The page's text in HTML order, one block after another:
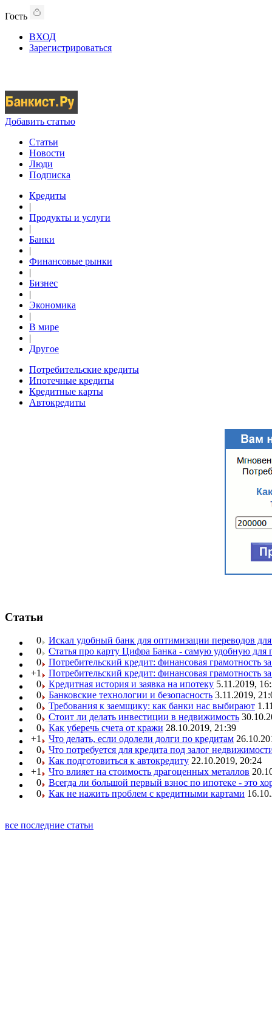
Гость
ВХОД
Зарегистрироваться
Добавить статью
Статьи
Новости
Люди
Подписка
Кредиты
|
Продукты и услуги
|
Банки
|
Финансовые рынки
|
Бизнес
|
Экономика
|
В мире
|
Другое
Потребительские кредиты
Ипотечные кредиты
Кредитные карты
Автокредиты
Статьи
0
Искал удобный банк для оптимизации переводов
0
Статья про карту Цифра Банка - самую удобную для
0
Потребительский кредит: финансовая грамотность
+1
Потребительский кредит: финансовая грамотность
0
Кредитная история и заявка на ипотеку 5.11.2019,
0
Банковские технологии и безопасность 3.11.2019,
0
Требования к заемщику: как банки нас выбирают
0
Стоит ли делать инвестиции в недвижимость
0
Как уберечь счета от кражи 28.10.2019, 21:39
+1
Что делать, если одолели долги по кредитам
0
Что потребуется для кредита под залог
0
Как подготовиться к автокредиту 22.10.2019, 20:24
+1
Что влияет на стоимость драгоценных металлов
0
Всегда ли большой первый взнос по ипотеке - это
0
Как не нажить проблем с кредитными картами
все последние статьи